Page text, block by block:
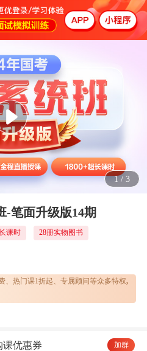
1/ 3
-笔面升级版14期
课时 28册实物图书
、热门课1折起、专属顾问等众多特权,
课优惠券 加群